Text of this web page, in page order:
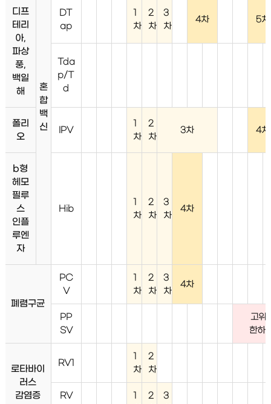
혼
합
백
신
디프
테리
아,
파상
풍,
백일
해
DT
ap
차
2
차
3
차
4차 5차
Tda
p/T
d
폴리
오
IPV
차
2
차
3차 4차
b형
헤모
필루
스
인플
루엔
자
Hib
차
2
차
3
차
4차
폐렴구균
PC
V
차
2
차
3
차
4차
PP
SV
고위
한하
로타바이
러스
감염증
RV1
차
2
차
RV
2
3